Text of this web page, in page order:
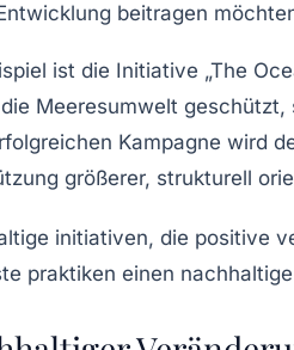
beitragen
ist die Initiative „The
Meeresumwelt geschützt,
Kampagne wird
größerer, strukturell